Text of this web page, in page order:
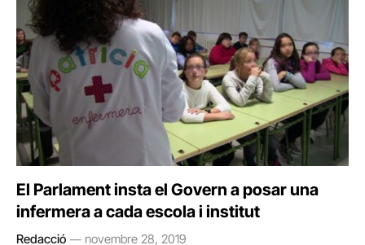
El Parlament insta el Govern a posar una
infermera a cada escola i institut
Redacció novembre 28, 2019